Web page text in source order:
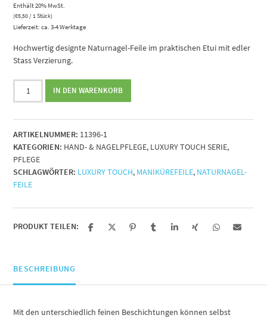
Enthält 20% MwSt.
(€5,50 / 1 Stück)
Lieferzeit: ca. 3-4 Werktage
Hochwertig designte Naturnagel-Feile im praktischen Etui mit edler
Stass Verzierung.
Luxury
Touch
240/600
im
Etui
Menge
IN DEN WARENKORB
ARTIKELNUMMER: 11396-1
KATEGORIEN: HAND- & NAGELPFLEGE, LUXURY TOUCH SERIE,
PFLEGE
SCHLAGWÖRTER: LUXURY TOUCH, MANIKÜREFEILE, NATURNAGEL-
FEILE
PRODUKT TEILEN:
BESCHREIBUNG
Mit den unterschiedlich feinen Beschichtungen können selbst